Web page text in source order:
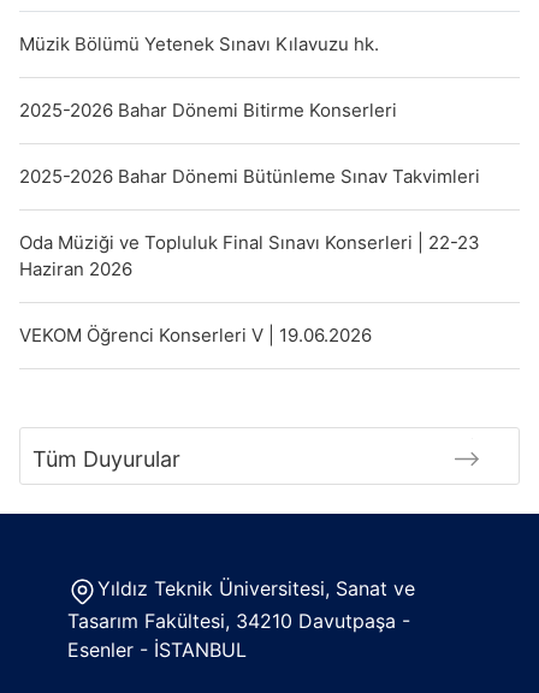
Müzik Bölümü Yetenek Sınavı Kılavuzu hk.
2025-2026 Bahar Dönemi Bitirme Konserleri
2025-2026 Bahar Dönemi Bütünleme Sınav Takvimleri
Oda Müziği ve Topluluk Final Sınavı Konserleri | 22-23
Haziran 2026
VEKOM Öğrenci Konserleri V | 19.06.2026
Tüm Duyurular
Yıldız Teknik Üniversitesi, Sanat ve
Tasarım Fakültesi, 34210 Davutpaşa -
Esenler - İSTANBUL